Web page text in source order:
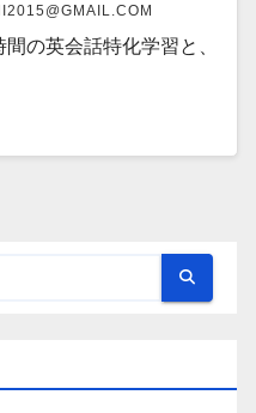
の英会話特化学習と、